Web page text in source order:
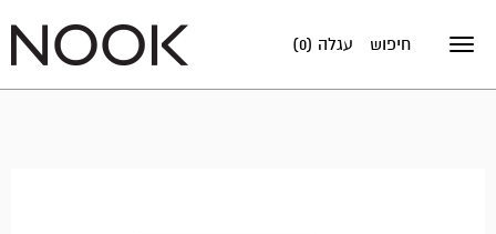
Toggle
עגלה (0) חיפוש